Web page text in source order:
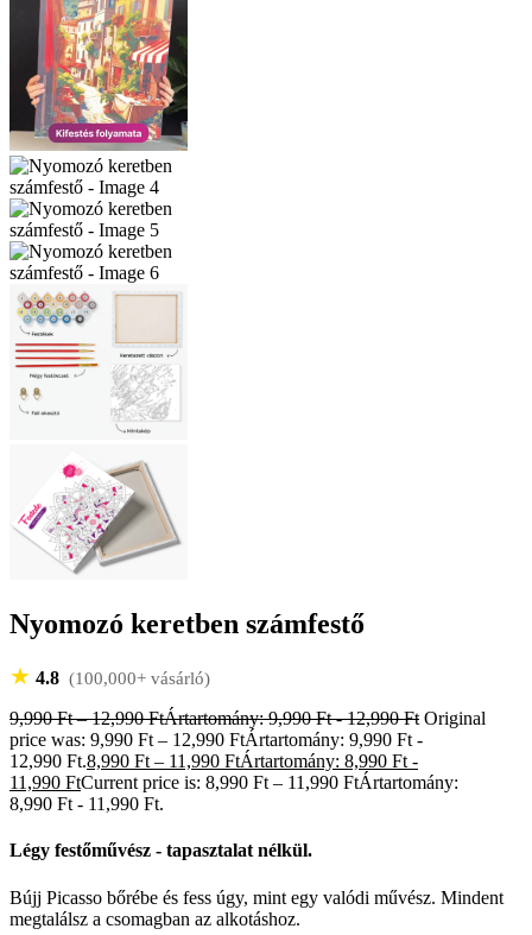
Nyomozó keretben számfestő
★ 4.8 (100,000+ vásárló)
9,990Ft – 12,990FtÁrtartomány: 9,990 Ft - 12,990 Ft Original
price was: 9,990 Ft – 12,990 FtÁrtartomány: 9,990 Ft -
12,990 Ft.8,990 Ft – 11,990 FtÁrtartomány: 8,990 Ft -
11,990 FtCurrent price is: 8,990 Ft – 11,990 FtÁrtartomány:
8,990 Ft - 11,990 Ft.
Légy festőművész - tapasztalat nélkül.
Bújj Picasso bőrébe és fess úgy, mint egy valódi művész. Mindent
megtalálsz a csomagban az alkotáshoz.